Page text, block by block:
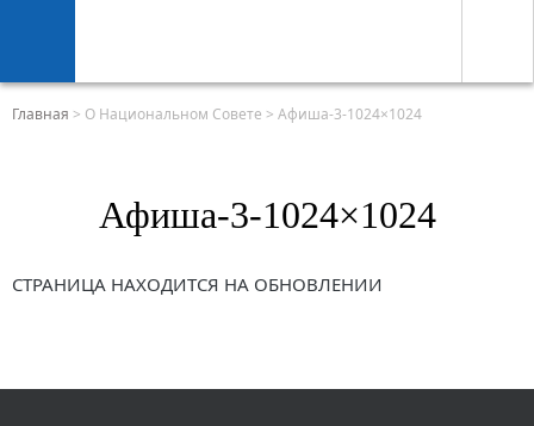
Главная > О Национальном Совете > Афиша-3-1024×1024
Афиша-3-1024×1024
СТРАНИЦА НАХОДИТСЯ НА ОБНОВЛЕНИИ